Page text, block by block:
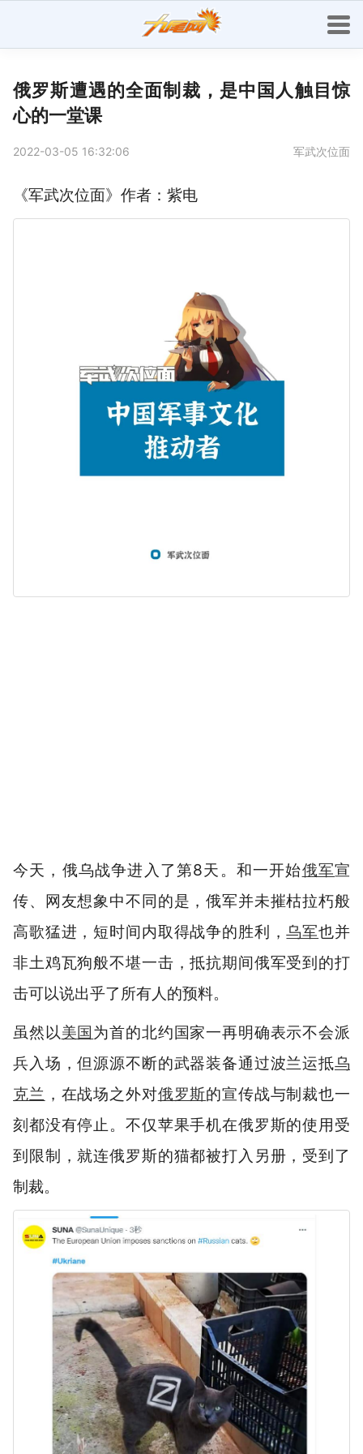
俄罗斯遭遇的全面制裁，是中国人触目惊
心的一堂课
2022-03-05 16:32:06 军武次位面
《军武次位面》作者：紫电
今天，俄乌战争进入了第8天。和一开始俄军宣
传、网友想象中不同的是，俄军并未摧枯拉朽般
高歌猛进，短时间内取得战争的胜利，乌军也并
非土鸡瓦狗般不堪一击，抵抗期间俄军受到的打
击可以说出乎了所有人的预料。
虽然以美国为首的北约国家一再明确表示不会派
兵入场，但源源不断的武器装备通过波兰运抵乌
克兰 ，在战场之外对俄罗斯的宣传战与制裁也一
刻都没有停止。不仅苹果手机在俄罗斯的使用受
到限制，就连俄罗斯的猫都被打入另册，受到了
制裁。